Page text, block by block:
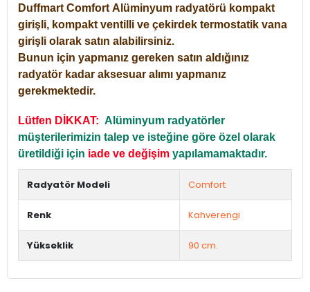
Duffmart Comfort Alüminyum radyatörü kompakt
girişli, kompakt ventilli ve çekirdek termostatik vana
girişli olarak satın alabilirsiniz.
Bunun için yapmanız gereken satın aldığınız
radyatör kadar aksesuar alımı yapmanız
gerekmektedir.
Lütfen DİKKAT: Alüminyum radyatörler
müşterilerimizin talep ve isteğine göre özel olarak
üretildiği için iade ve değişim yapılamamaktadır.
Radyatör Modeli Comfort
Renk Kahverengi
Yükseklik 90 cm.